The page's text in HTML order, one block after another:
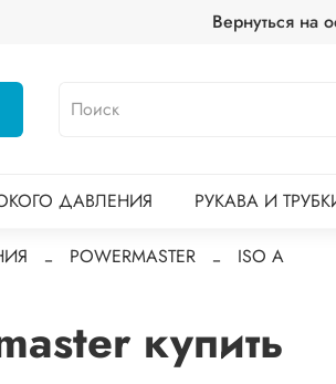
Вернуться на
ДАВЛЕНИЯ РУКАВА И
POWERMASTER ISO A
купить